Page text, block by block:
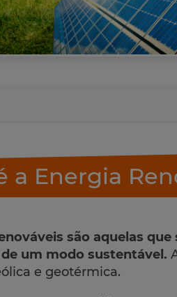
a Energia
são aquelas
um modo sustentável.
e geotérmica.